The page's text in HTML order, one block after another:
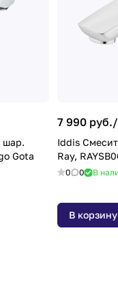
шар.
Gota
7 990 руб./
Iddis
Ray,
0 0 В
В корзину